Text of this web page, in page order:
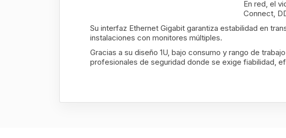
En red, el
Connect,
Su interfaz Ethernet Gigabit garantiza estabilidad en
instalaciones con monitores múltiples.
Gracias a su diseño 1U, bajo consumo y rango de
profesionales de seguridad donde se exige fiabilidad,